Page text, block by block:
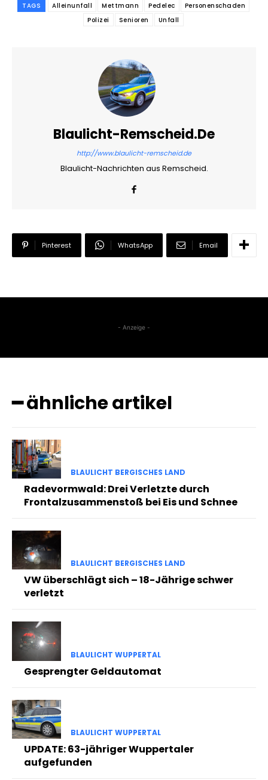
TAGS Alleinunfall Mettmann Pedelec
Personenschaden
Polizei
Senioren Unfall
Blaulicht-Remscheid.de
http://www.blaulicht-remscheid.de
Blaulicht-Nachrichten aus Remscheid.
Pinterest WhatsApp Email
- Anzeige -
━ ähnliche artikel
BLAULICHT BERGISCHES LAND
Radevormwald: Drei Verletzte durch
Frontalzusammenstoß bei Eis und Schnee
BLAULICHT BERGISCHES LAND
VW überschlägt sich – 18-Jährige schwer
verletzt
BLAULICHT WUPPERTAL
Gesprengter Geldautomat
BLAULICHT WUPPERTAL
UPDATE: 63-jähriger Wuppertaler
aufgefunden